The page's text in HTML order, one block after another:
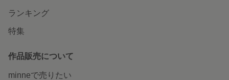
ランキング
特集
作品販売について
minneで売りたい